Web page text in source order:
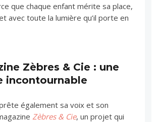
que chaque enfant mérite sa place,
avec toute la lumière qu’il porte en
Zèbres & Cie : une
incontournable
également sa voix et son
Zèbres & Cie, un projet qui